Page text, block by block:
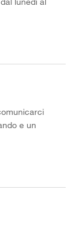
e un